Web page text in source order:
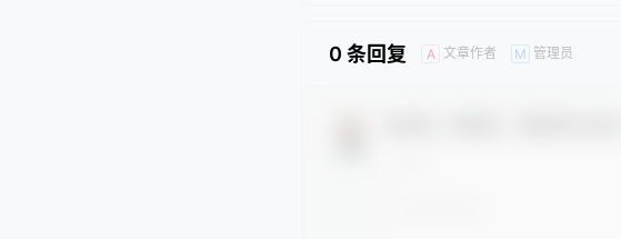
0 条回复 A 文章作者 M 管理员